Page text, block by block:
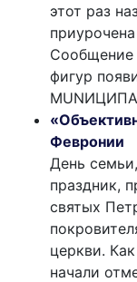
этот раз
Сообщение
фигур
Февронии
День
праздник,
святых
церкви.
начали